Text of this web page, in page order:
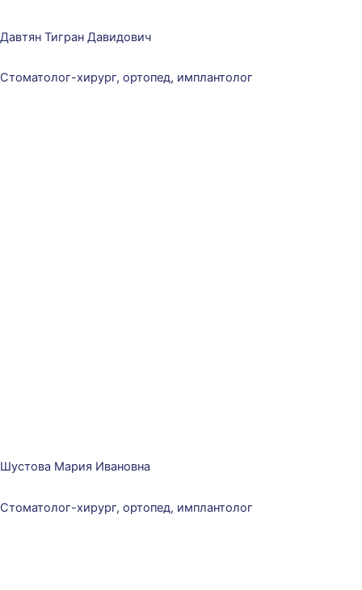
Давтян Тигран Давидович
Стоматолог-хирург, ортопед, имплантолог
Шустова Мария Ивановна
Стоматолог-хирург, ортопед, имплантолог